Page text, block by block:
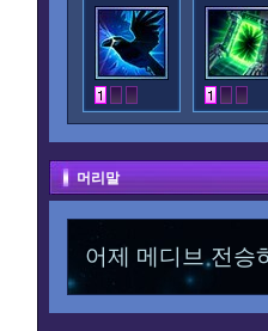
머리말
어제 메디브 전승